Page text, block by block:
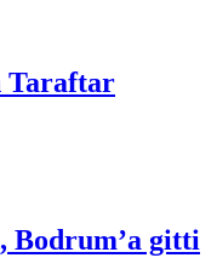
Taraftar
Bodrum’a gitti